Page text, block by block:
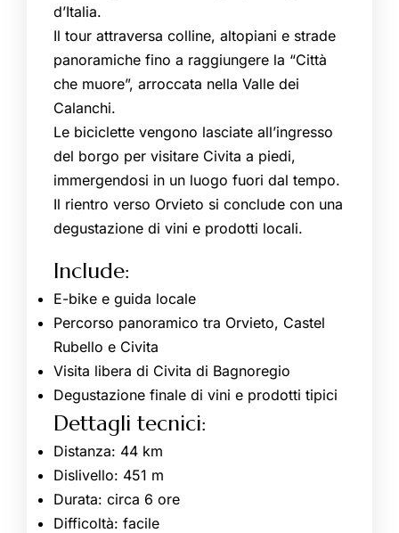
d’Italia.
Il tour attraversa colline, altopiani e strade
panoramiche fino a raggiungere la “Città
che muore”, arroccata nella Valle dei
Calanchi.
Le biciclette vengono lasciate all’ingresso
del borgo per visitare Civita a piedi,
immergendosi in un luogo fuori dal tempo.
Il rientro verso Orvieto si conclude con una
degustazione di vini e prodotti locali.
Include:
E-bike e guida locale
Percorso panoramico tra Orvieto, Castel
Rubello e Civita
Visita libera di Civita di Bagnoregio
Degustazione finale di vini e prodotti tipici
Dettagli tecnici:
Distanza: 44 km
Dislivello: 451 m
Durata: circa 6 ore
Difficoltà: facile
EN IT